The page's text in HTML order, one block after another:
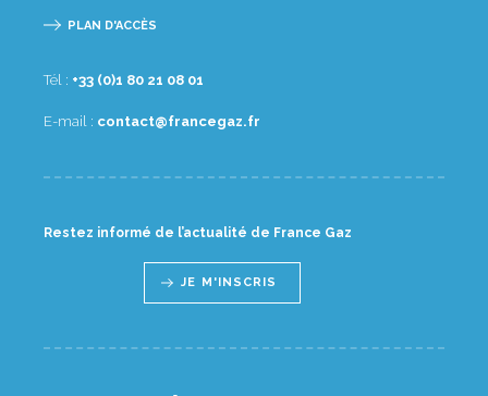
PLAN D'ACCÈS
Tél : 10 80 12 08 1(0) 33+
E-mail : rf.zagecnarf@tcatnoc
Restez informé de l’actualité de France Gaz
JE M'INSCRIS